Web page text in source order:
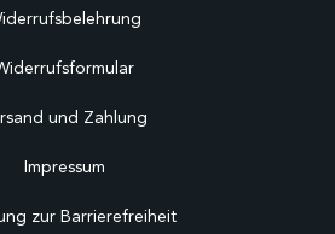
und Zahlung
Impressum
zur Barrierefreiheit